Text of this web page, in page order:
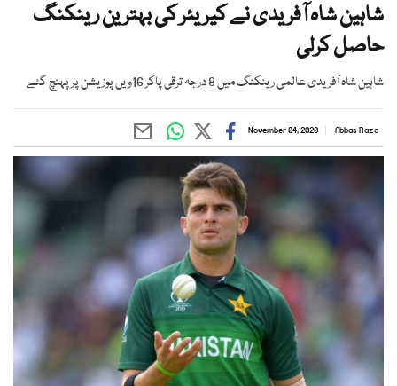
شاہین شاہ آفریدی نے کیریئر کی بہترین رینکنگ
حاصل کرلی
شاہین شاہ آفریدی عالمی رینکنگ میں 8 درجہ ترقی پاکر 16ویں پوزیشن پر پہنچ گئے
Abbas Raza
November 04, 2020